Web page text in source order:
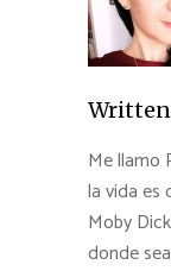
Written
Me llamo
la vida es
Moby
donde